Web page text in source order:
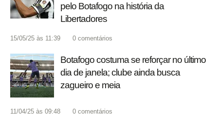
pelo Botafogo na história da
Libertadores
15/05/25 às 11:39 0 comentários
Botafogo costuma se reforçar no último
dia de janela; clube ainda busca
zagueiro e meia
11/04/25 às 09:48 0 comentários